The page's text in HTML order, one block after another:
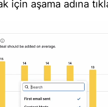
için aşama adına